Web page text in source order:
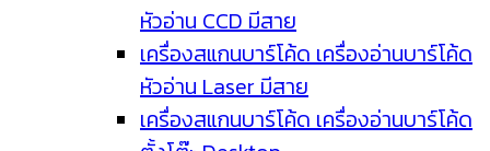
หัวอ่าน CCD มีสาย
เครื่องสแกนบาร์โค้ด เครื่องอ่านบาร์โค้ด
หัวอ่าน Laser มีสาย
เครื่องสแกนบาร์โค้ด เครื่องอ่านบาร์โค้ด